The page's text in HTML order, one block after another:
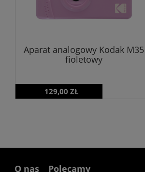
Aparat analogowy Kodak M35
fioletowy
129,00 ZŁ
O nas Polecamy